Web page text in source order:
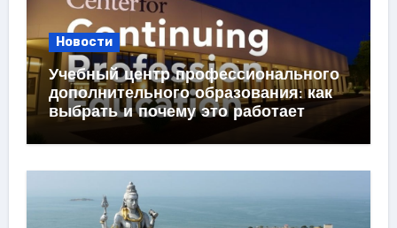
Новости
Учебный центр профессионального
дополнительного образования: как
выбрать и почему это работает